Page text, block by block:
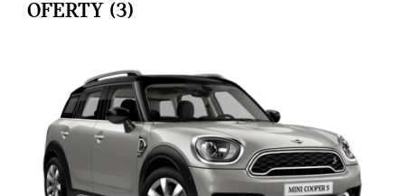
OFERTY (3)